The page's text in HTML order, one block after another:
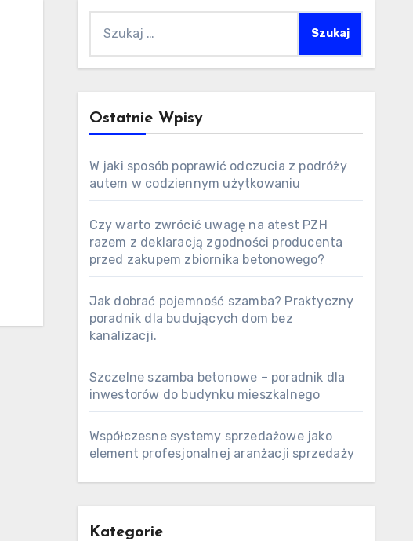
Ostatnie Wpisy
W jaki sposób poprawić odczucia z podróży
autem w codziennym użytkowaniu
Czy warto zwrócić uwagę na atest PZH
razem z deklaracją zgodności producenta
przed zakupem zbiornika betonowego?
Jak dobrać pojemność szamba? Praktyczny
poradnik dla budujących dom bez
kanalizacji.
Szczelne szamba betonowe – poradnik dla
inwestorów do budynku mieszkalnego
Współczesne systemy sprzedażowe jako
element profesjonalnej aranżacji sprzedaży
Kategorie